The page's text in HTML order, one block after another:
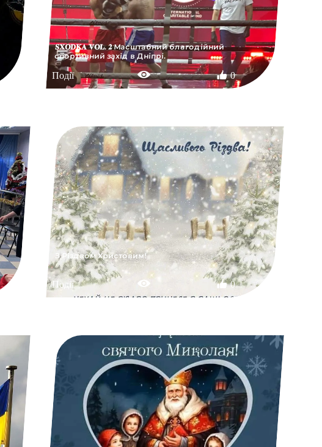
𝐒𝐗𝐎𝐃𝐊𝐀 𝐕𝐎𝐋. 𝟐 Масштабний благодійний
спортивний захід в Дніпрі.
Події 0
З Різдвом Христовим!
Події 0